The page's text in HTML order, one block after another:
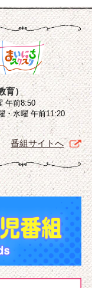
育）
午前8:50
・水曜 午前11:20
番組サイトへ